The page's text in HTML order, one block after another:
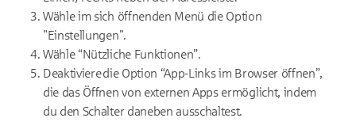
Wähle im sich öffnenden Menü die Option
"Einstellungen".
Wähle “Nützliche Funktionen”.
Deaktiviere die Option “App-Links im Browser öffnen”,
die das Öffnen von externen Apps ermöglicht, indem
du den Schalter daneben ausschaltest.